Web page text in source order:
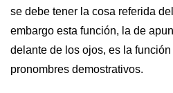
se debe tener la cosa referida
embargo esta función, la de
delante de los ojos, es la
pronombres demostrativos.